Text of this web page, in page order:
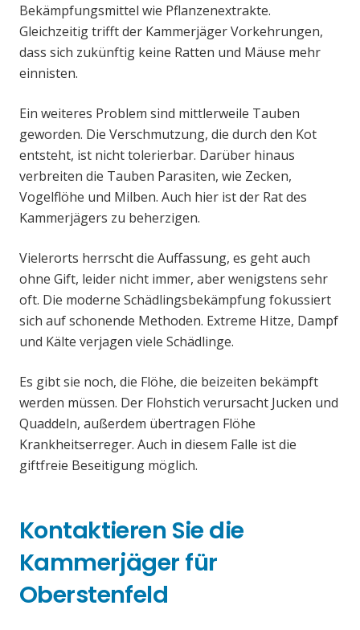
Bekämpfungsmittel wie Pflanzenextrakte.
Gleichzeitig trifft der Kammerjäger Vorkehrungen,
dass sich zukünftig keine Ratten und Mäuse mehr
einnisten.
Ein weiteres Problem sind mittlerweile Tauben
geworden. Die Verschmutzung, die durch den Kot
entsteht, ist nicht tolerierbar. Darüber hinaus
verbreiten die Tauben Parasiten, wie Zecken,
Vogelflöhe und Milben. Auch hier ist der Rat des
Kammerjägers zu beherzigen.
Vielerorts herrscht die Auffassung, es geht auch
ohne Gift, leider nicht immer, aber wenigstens sehr
oft. Die moderne Schädlingsbekämpfung fokussiert
sich auf schonende Methoden. Extreme Hitze, Dampf
und Kälte verjagen viele Schädlinge.
Es gibt sie noch, die Flöhe, die beizeiten bekämpft
werden müssen. Der Flohstich verursacht Jucken und
Quaddeln, außerdem übertragen Flöhe
Krankheitserreger. Auch in diesem Falle ist die
giftfreie Beseitigung möglich.
Kontaktieren Sie die
Kammerjäger für
Oberstenfeld